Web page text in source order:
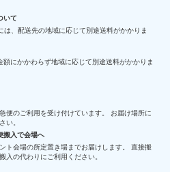
いて
は、配送先の地域に応じて別途送料がかかりま
額にかかわらず地域に応じて別途送料がかかりま
便のご利用を受け付けています。 お届け場所に
い。
搬入で会場へ
ト会場の所定置き場までお届けします。 直接搬
入の代わりにご利用ください。